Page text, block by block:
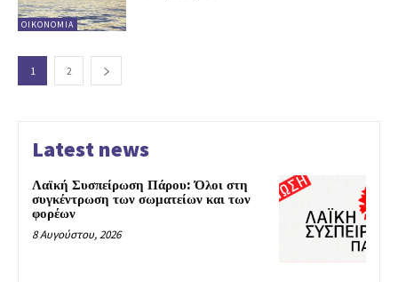
ΟΙΚΟΝΟΜΊΑ
1 2
Latest news
Λαϊκή Συσπείρωση Πάρου: Όλοι στη
συγκέντρωση των σωματείων και των
φορέων
8 Αυγούστου, 2026